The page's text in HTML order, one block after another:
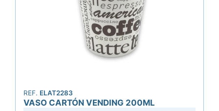
REF. ELAT2283
VASO CARTÓN VENDING 200ML